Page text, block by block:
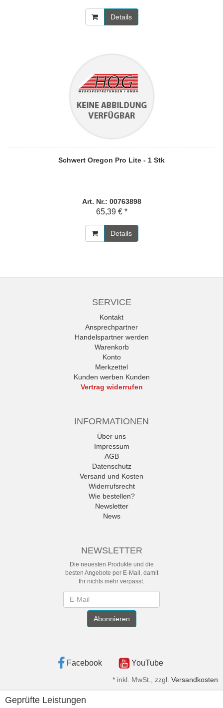
Details
Schwert Oregon Pro Lite - 1 Stk
Art. Nr.: 00763898
65,39 € *
Details
SERVICE
Kontakt
Ansprechpartner
Handelspartner werden
Warenkorb
Konto
Merkzettel
Kunden werben Kunden
Vertrag widerrufen
INFORMATIONEN
Über uns
Impressum
AGB
Datenschutz
Versand und Kosten
Widerrufsrecht
Wie bestellen?
Newsletter
News
NEWSLETTER
Die neuesten Produkte und die
besten Angebote per E-Mail, damit
Ihr nichts mehr verpasst.
Abonnieren
Facebook YouTube
* inkl. MwSt., zzgl. Versandkosten
Geprüfte Leistungen